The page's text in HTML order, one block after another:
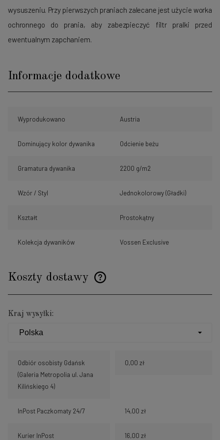
wysuszeniu. Przy pierwszych praniach zalecane jest użycie worka
ochronnego do prania, aby zabezpieczyć filtr pralki przed
ewentualnym zapchaniem.
Informacje dodatkowe
Wyprodukowano Austria
Dominujący kolor dywanika Odcienie beżu
Gramatura dywanika 2200 g/m2
Wzór / Styl Jednokolorowy (Gładki)
Kształt Prostokątny
Kolekcja dywaników Vossen Exclusive
Koszty dostawy
Cena nie zawiera ewentualnych kosztów płatności
Kraj wysyłki:
Odbiór osobisty Gdańsk
(Galeria Metropolia ul. Jana
Kilińskiego 4)
0,00 zł
InPost Paczkomaty 24/7 14,00 zł
Kurier InPost 16,00 zł